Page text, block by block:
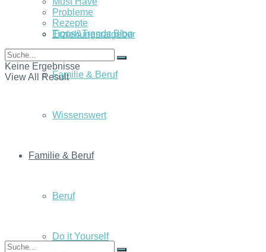
Erziehungsratgeber
Familie & Beruf
Wissenswert
Familie & Beruf
Beruf
Do it Yourself
Probleme
Rezepte
Tipps&Trends Blog
Keine Ergebnisse
View All Result